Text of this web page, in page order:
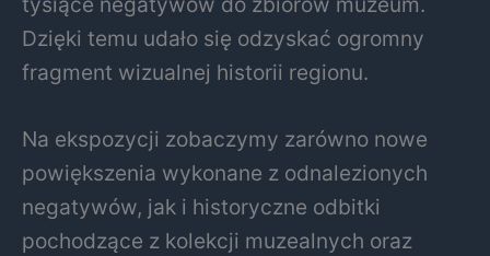
Dzięki temu udało się odzyskać ogromny
fragment wizualnej historii regionu.
Na ekspozycji zobaczymy zarówno nowe
powiększenia wykonane z odnalezionych
negatywów, jak i historyczne odbitki
pochodzące z kolekcji muzealnych oraz